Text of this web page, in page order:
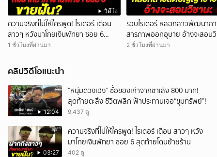
วิดีโอ
ความจริงที่ไม่ให้ใครพูด! ไรเดอร์ เตือน
สาวๆ หวังมาโกยเงินพัทยา ซอย 6
สุดท้ายโดนย้ายร้าน
1 ชั่วโมงที่ผ่านมา
รวบไรเดอร์ หลอกสาวพัฒนาก
สารภาพออกอุบาย อ้างจะสอน
2 ชั่วโมงที่ผ่านมา
คลิปวิดีโอแนะนำ
12:04
“หนุ่มดวงเฮง” ซื้อของเก่าจากซาเล้ง 800 บาท!
สุดท้ายตะลึง ชีวิตพลิก ฟ้าประทานเจอ“ขุมทรัพย์”!
9,437 ดู
03:27
ความจริงที่ไม่ให้ใครพูด! ไรเดอร์ เตือน สาวๆ หวัง
มาโกยเงินพัทยา ซอย 6 สุดท้ายโดนย้ายร้าน
402 ดู